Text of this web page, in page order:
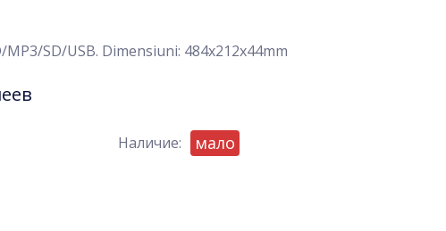
MP3/SD/USB. Dimensiuni: 484x212x44mm
Наличие: мало